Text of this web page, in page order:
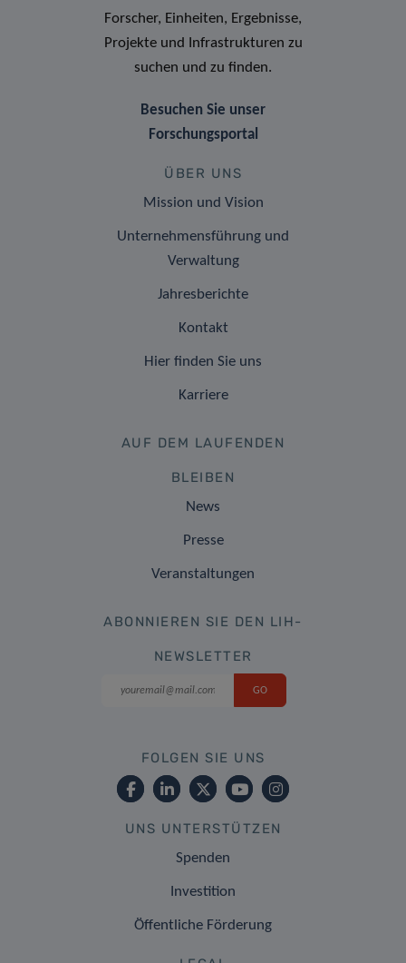
Forscher, Einheiten, Ergebnisse,
Projekte und Infrastrukturen zu
suchen und zu finden.
Besuchen Sie unser
Forschungsportal
ÜBER UNS
Mission und Vision
Unternehmensführung und
Verwaltung
Jahresberichte
Kontakt
Hier finden Sie uns
Karriere
AUF DEM LAUFENDEN
BLEIBEN
News
Presse
Veranstaltungen
ABONNIEREN SIE DEN LIH-
NEWSLETTER
FOLGEN SIE UNS
UNS UNTERSTÜTZEN
Spenden
Investition
Öffentliche Förderung